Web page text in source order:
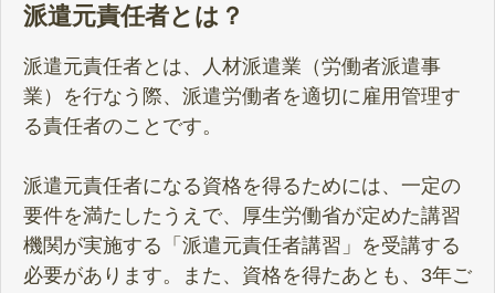
派遣元責任者とは？
派遣元責任者とは、人材派遣業（労働者派遣事
業）を行なう際、派遣労働者を適切に雇用管理す
る責任者のことです。
派遣元責任者になる資格を得るためには、一定の
要件を満たしたうえで、厚生労働省が定めた講習
機関が実施する「派遣元責任者講習」を受講する
必要があります。また、資格を得たあとも、3年ご